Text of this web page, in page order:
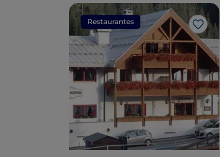
Restaurantes
Gosto